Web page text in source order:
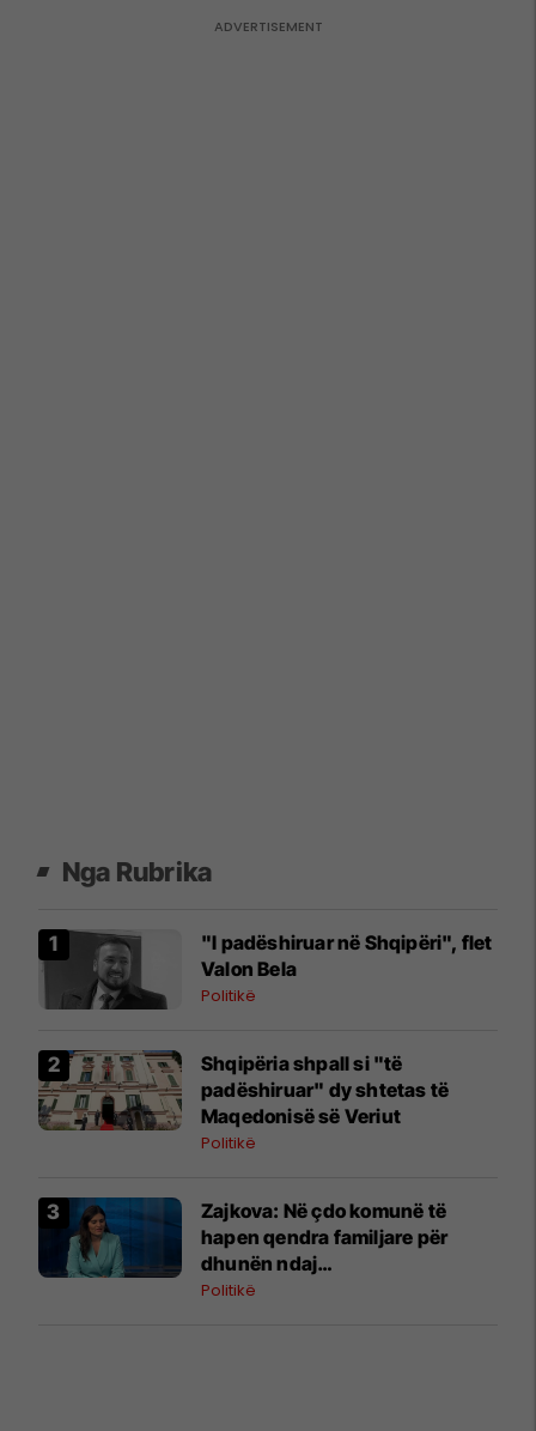
Nga Rubrika
"I padëshiruar në Shqipëri", flet
Valon Bela
Politikë
Shqipëria shpall si "të
padëshiruar" dy shtetas të
Maqedonisë së Veriut
Politikë
Zajkova: Në çdo komunë të
hapen qendra familjare për
dhunën ndaj
bashkëmoshatarëve
Politikë